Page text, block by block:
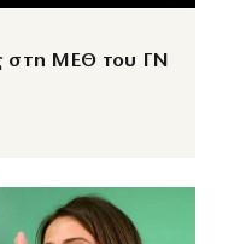
στη ΜΕΘ του ΓΝ